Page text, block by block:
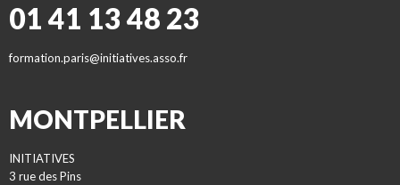
01 41 13 48 23
formation.paris@initiatives.asso.fr
MONTPELLIER
INITIATIVES
3 rue des Pins